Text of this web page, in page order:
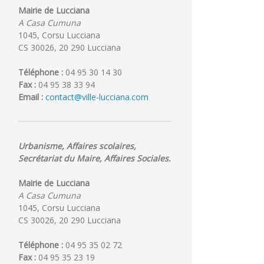
Mairie de Lucciana
A Casa Cumuna
1045, Corsu Lucciana
CS 30026, 20 290 Lucciana
Téléphone : 04 95 30 14 30
Fax : 04 95 38 33 94
Email : contact@ville-lucciana.com
Urbanisme, Affaires scolaires,
Secrétariat du Maire, Affaires Sociales.
Mairie de Lucciana
A Casa Cumuna
1045, Corsu Lucciana
CS 30026, 20 290 Lucciana
Téléphone : 04 95 35 02 72
Fax : 04 95 35 23 19